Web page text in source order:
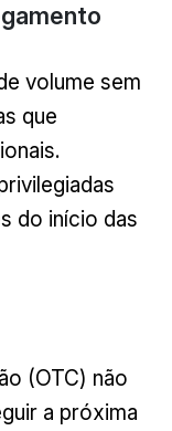
volume sem
que
do início das
(OTC) não
a próxima